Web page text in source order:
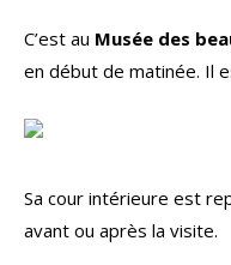
C’est au Musée des
en début de matinée. Il
Sa cour intérieure est
avant ou après la visite.